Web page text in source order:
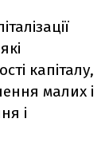
капіталу,
малих і
і